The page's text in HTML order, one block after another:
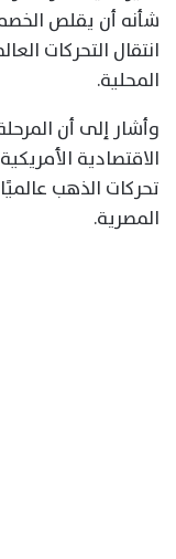
شأنه أن يقلص
انتقال التحركات
المحلية.
وأشار إلى أن
الاقتصادية
تحركات الذهب
المصرية.